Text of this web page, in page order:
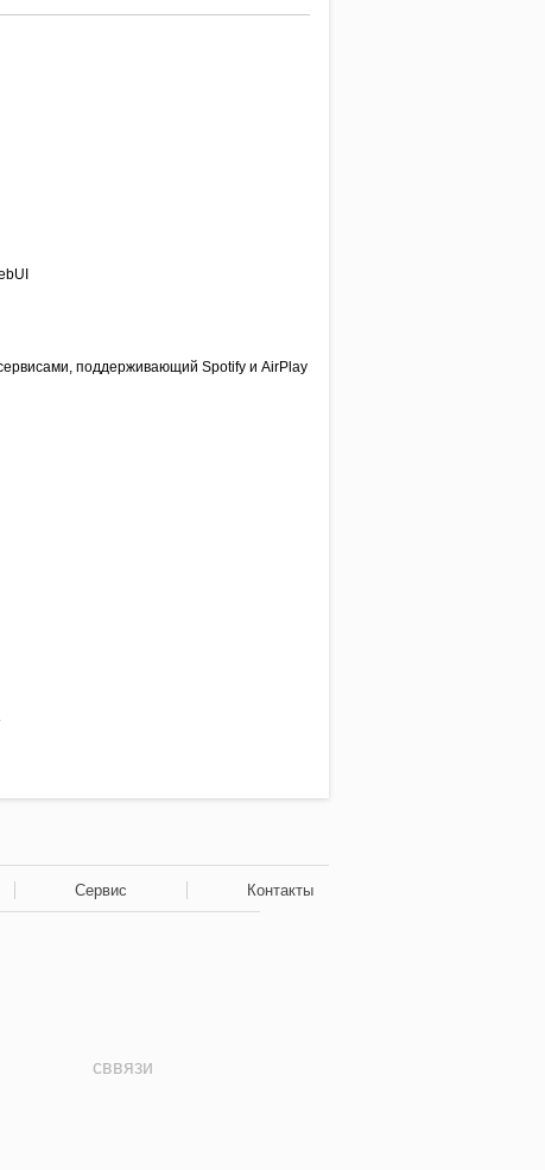
поддерживающий Spotify и AirPlay
Сервис Контакты